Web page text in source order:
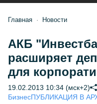
Главная Новости
АКБ
расширяет
для
19.02.2013 10:34 (мск+2)
БизнесПУБЛИКАЦИЯ В